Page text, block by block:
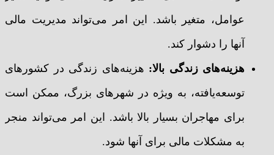
عوامل، متغیر باشد. این امر می‌تواند مدیریت مالی
آنها را دشوار کند.
هزینه‌های زندگی بالا: هزینه‌های زندگی در کشورهای
توسعه‌یافته، به ویژه در شهرهای بزرگ، ممکن است
برای مهاجران بسیار بالا باشد. این امر می‌تواند منجر
به مشکلات مالی برای آنها شود.